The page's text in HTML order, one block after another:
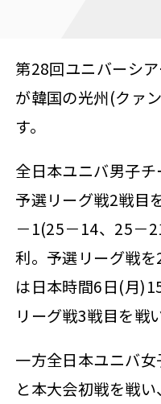
第28回ユニバーシ
が韓国の光州(クァ
す。
全日本ユニバ男子
予選リーグ戦2戦目
－1(25－14、25－
利。予選リーグ戦
は日本時間6日(月
リーグ戦3戦目を戦
一方全日本ユニバ
と本大会初戦を戦